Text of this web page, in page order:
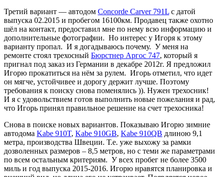
Третий вариант — автодом Concorde Carver 791L с датой
выпуска 02.2015 и пробегом 16100км. Продавец также охотно
шёл на контакт, предоставил мне по нему всю информацию и
дополнительные фотографии. Но интерес у Игоря к этому
варианту пропал. И я догадываюсь почему. У меня на
ремонте стоял трехосный Бюрстнер Аргос 747, который я
пригнал под заказ из Германии в декабре 2012г. Я предложил
Игорю прокатиться на нём за рулем. Игорь отметил, что идет
он мягче, устойчивее и дорогу держит лучше. Поэтому
требования к поиску снова поменялись )). Нужен трехосник!
И я с удовольствием готов выполнить новые пожелания и рад,
что Игорь принял правильное решение на счет трехосника!
Снова в поиске новых вариантов. Показываю Игорю зимние
автодома Kabe 910T, Kabe 910GB, Kabe 910QB длиною 9,1
метра, производства Швеции. Т.е. уже выхожу за рамки
дозволенных размеров – 8,5 метров, но с теми же параметрами
по всем остальным критериям. У всех пробег не более 3500
миль и год выпуска 2015-2016. Игорю нравятся планировка и